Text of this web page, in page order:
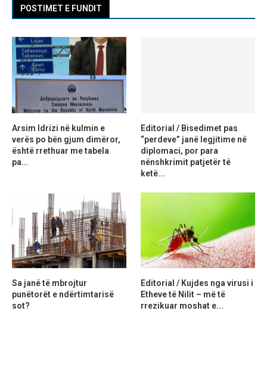
POSTIMET E FUNDIT
Arsim Idrizi në kulmin e
verës po bën gjum dimëror,
është rrethuar me tabela
pa...
Editorial / Bisedimet pas
“perdeve” janë legjitime në
diplomaci, por para
nënshkrimit patjetër të
ketë...
Sa janë të mbrojtur
punëtorët e ndërtimtarisë
sot?
Editorial / Kujdes nga virusi i
Etheve të Nilit – më të
rrezikuar moshat e...